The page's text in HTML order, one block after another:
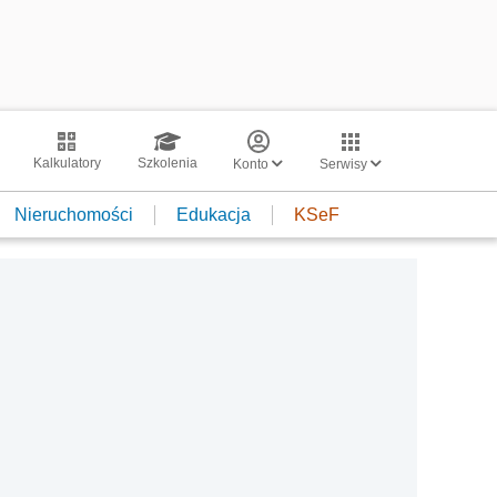
Kalkulatory Szkolenia Konto Serwisy
Nieruchomości Edukacja KSeF